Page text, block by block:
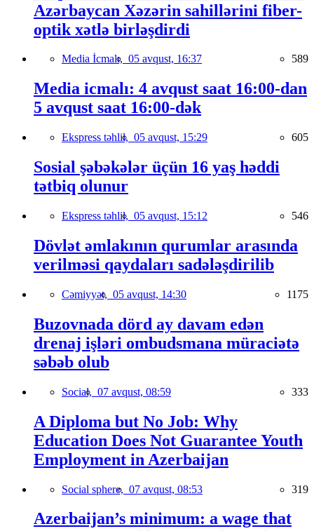
Azərbaycan Xəzərin sahillərini fiber-
optik xətlə birləşdirdi
Media İcmalı, 05 avqust, 16:37 589
Media icmalı: 4 avqust saat 16:00-dan
5 avqust saat 16:00-dək
Ekspress təhlil, 05 avqust, 15:29 605
Sosial şəbəkələr üçün 16 yaş həddi
tətbiq olunur
Ekspress təhlil, 05 avqust, 15:12 546
Dövlət əmlakının qurumlar arasında
verilməsi qaydaları sadələşdirilib
Cəmiyyət, 05 avqust, 14:30 1175
Buzovnada dörd ay davam edən
drenaj işləri ombudsmana müraciətə
səbəb olub
Social, 07 avqust, 08:59 333
A Diploma but No Job: Why
Education Does Not Guarantee Youth
Employment in Azerbaijan
Social sphere, 07 avqust, 08:53 319
Azerbaijan’s minimum: a wage that